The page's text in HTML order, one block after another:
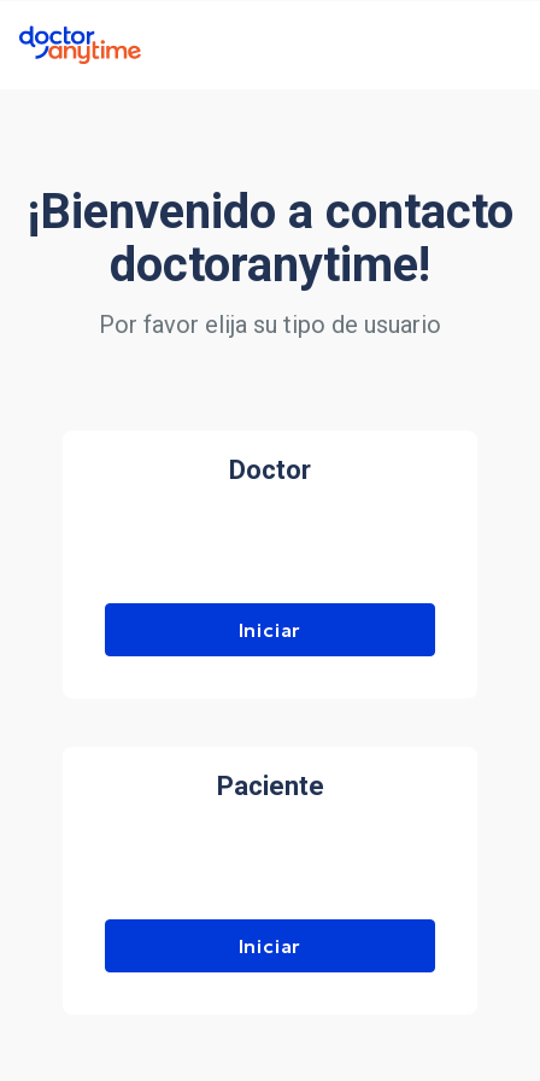
¡Bienvenido a contacto
doctoranytime!
Por favor elija su tipo de usuario
Doctor
Iniciar
Paciente
Iniciar